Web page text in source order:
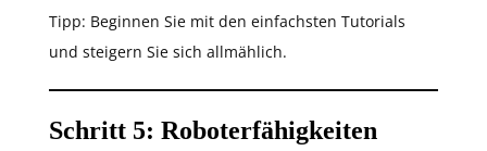
Tipp: Beginnen Sie mit den einfachsten Tutorials
und steigern Sie sich allmählich.
Schritt 5: Roboterfähigkeiten